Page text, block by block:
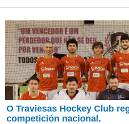
O Traviesas Hockey Club
competición nacional.